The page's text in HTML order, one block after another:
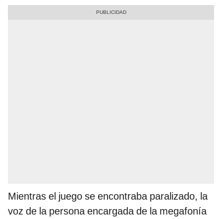
Mientras el juego se encontraba paralizado, la
voz de la persona encargada de la megafonía